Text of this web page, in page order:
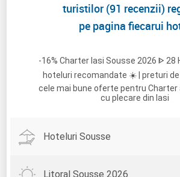
turistilor (91 recenzii)
pe pagina fiecarui
-16% Charter Iasi Sousse 2026 ᐈ 28
hoteluri recomandate ☀️ | preturi de
cele mai bune oferte pentru Charter
cu plecare din Iasi
Hoteluri Sousse
Litoral Sousse 2026